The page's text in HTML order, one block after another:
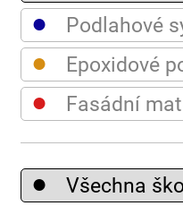
● Podlahové
● Epoxidové
● Fasádní
● Všechna